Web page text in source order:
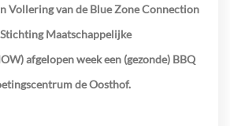
Vollering van de Blue Zone Connection
Maatschappelijke
afgelopen week een (gezonde) BBQ
de Oosthof.